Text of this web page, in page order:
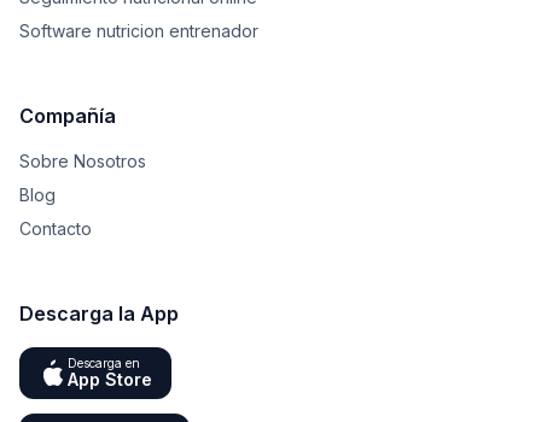
Software nutricion entrenador
Compañía
Sobre Nosotros
Blog
Contacto
Descarga la App
Descarga en
App Store